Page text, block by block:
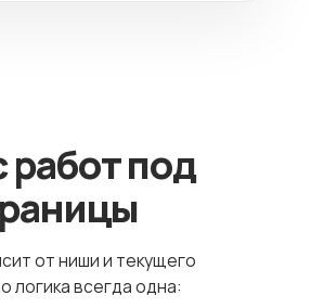
под
от ниши и текущего
логика всегда одна: